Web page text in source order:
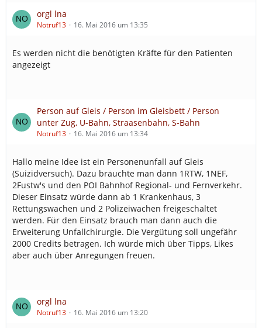
orgl lna
Notruf13 16. Mai 2016 um 13:35
Es werden nicht die benötigten Kräfte für den Patienten
angezeigt
Person auf Gleis / Person im Gleisbett / Person
unter Zug, U-Bahn, Straasenbahn, S-Bahn
Notruf13 16. Mai 2016 um 13:34
Hallo meine Idee ist ein Personenunfall auf Gleis
(Suizidversuch). Dazu bräuchte man dann 1RTW, 1NEF,
2Fustw's und den POI Bahnhof Regional- und Fernverkehr.
Dieser Einsatz würde dann ab 1 Krankenhaus, 3
Rettungswachen und 2 Polizeiwachen freigeschaltet
werden. Für den Einsatz brauch man dann auch die
Erweiterung Unfallchirurgie. Die Vergütung soll ungefähr
2000 Credits betragen. Ich würde mich über Tipps, Likes
aber auch über Anregungen freuen.
orgl lna
Notruf13 16. Mai 2016 um 13:20